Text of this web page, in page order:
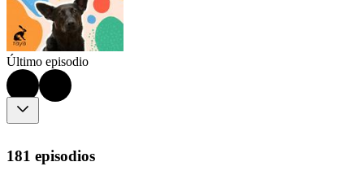
Último episodio
181 episodios